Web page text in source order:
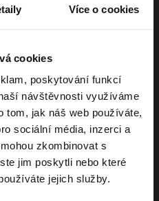
Více o cookies
cookies
poskytování funkcí
návštěvnosti využíváme
tom, jak náš web používáte,
sociální média, inzerci a
zkombinovat s
jim poskytli nebo které
jejich služby.